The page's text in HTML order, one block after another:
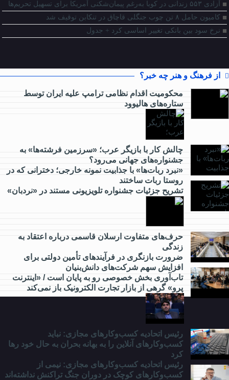
آزادی ۵۵۳ زندانی در کوبا به‌رغم پیمان‌شکنی آمریکا برای تسهیل تحریم‌ها
کامیون حامل ۸ تن چوب جنگلی قاچاق در تنکابن توقیف شد
نرخ سود بین بانکی تغییر اساسی کرد + جدول
از فرهنگ و هنر چه خبر؟
محکومیت اقدام نظامی ترامپ علیه ایران توسط
ستاره‌های هالیوود
چالش کار با بازیگر عرب؛ «سرزمین فرشته‌ها» به
جشنواره‌های جهانی می‌رود؟
«نبرد ربات‌ها» با جذابیت نمونه خارجی؛ دخترانی که در
روستا ربات ساختند
تشریح جزئیات جشنواره‌ تلویزیونی مستند در «نردبان»
حرف‌های متفاوت ارسلان قاسمی درباره اعتقاد به
زندگی
از
کارآفرینی
چه خبر؟
ضرورت بازنگری در فرآیندهای تأمین دولتی برای
افزایش سهم شرکت‌های دانش‌بنیان
تاب‌آوری بخش خصوصی رو به پایان است / «اینترنت
پرو» گرهی از بازار تجارت الکترونیک باز نمی‌کند
رئیس اتحادیه کسب‌وکارهای مجازی: نباید
کسب‌وکارهای آنلاین را به بهانه بحران به حال خود رها
کرد
رئیس اتحادیه کسب‌وکارهای مجازی: نیمی از
کسب‌وکارهای کوچک در دوران جنگ‌ تراکنش نداشته‌اند
از
از
مدارس
دانشگاه
چه
خبر؟